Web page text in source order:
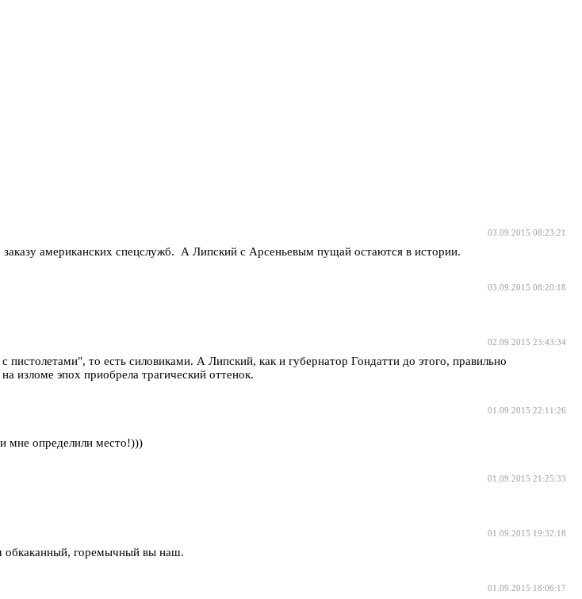
03.09.2015 08:23:21
американских спецслужб. А Липский с Арсеньевым пущай остаются в истории.
03.09.2015 08:20:18
02.09.2015 23:43:34
то есть силовиками. А Липский, как и губернатор Гондатти до этого, правильно
изломе эпох приобрела трагический оттенок.
01.09.2015 22:11:26
мне определили место!)))
01.09.2015 21:25:33
01.09.2015 19:32:18
обкаканный, горемычный вы наш.
01.09.2015 18:06:17